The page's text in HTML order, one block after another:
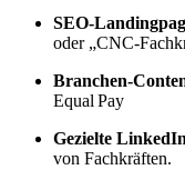
SEO-
oder „CNC-
Branchen-
Equal Pay
Gezielte
von Fachkräften.